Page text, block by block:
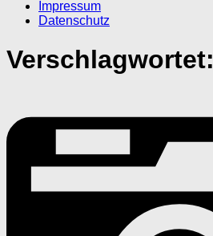
Impressum
Datenschutz
Verschlagwortet: